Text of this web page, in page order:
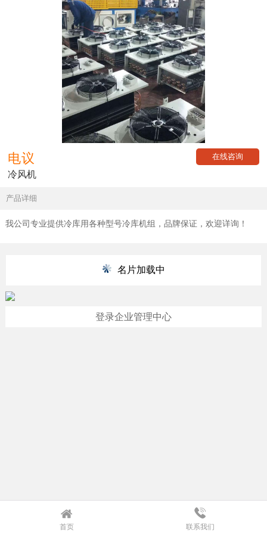
电议 在线咨询
冷风机
产品详细
我公司专业提供冷库用各种型号冷库机组，品牌保证，欢迎详询！
名片加载中
登录企业管理中心
首页 联系我们